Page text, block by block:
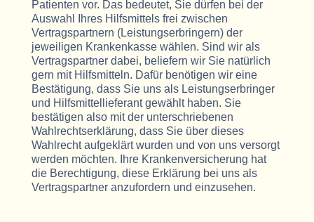
Patienten vor. Das bedeutet, Sie dürfen bei der
Auswahl Ihres Hilfsmittels frei zwischen
Vertragspartnern (Leistungserbringern) der
jeweiligen Krankenkasse wählen. Sind wir als
Vertragspartner dabei, beliefern wir Sie natürlich
gern mit Hilfsmitteln. Dafür benötigen wir eine
Bestätigung, dass Sie uns als Leistungserbringer
und Hilfsmittellieferant gewählt haben. Sie
bestätigen also mit der unterschriebenen
Wahlrechtserklärung, dass Sie über dieses
Wahlrecht aufgeklärt wurden und von uns versorgt
werden möchten. Ihre Krankenversicherung hat
die Berechtigung, diese Erklärung bei uns als
Vertragspartner anzufordern und einzusehen.